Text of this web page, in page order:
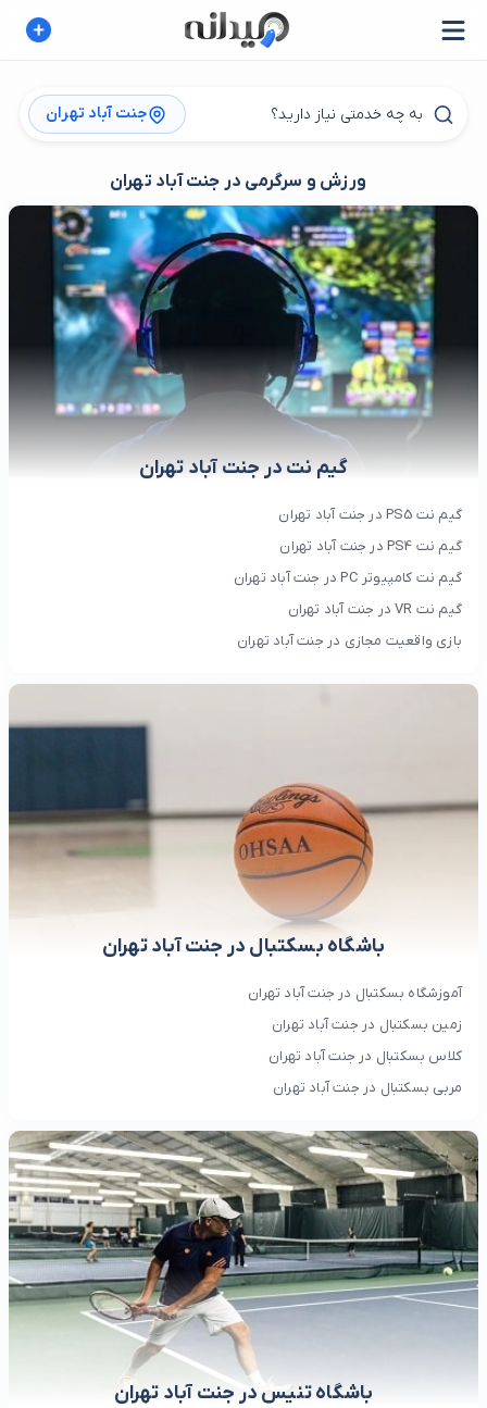
جنت آباد تهران
ورزش و سرگرمی در جنت آباد تهران
گیم نت در جنت آباد تهران
گیم نت PS5 در جنت آباد تهران
گیم نت PS4 در جنت آباد تهران
گیم نت کامپیوتر PC در جنت آباد تهران
گیم نت VR در جنت آباد تهران
بازی واقعیت مجازی در جنت آباد تهران
باشگاه بسکتبال در جنت آباد تهران
آموزشگاه بسکتبال در جنت آباد تهران
زمین بسکتبال در جنت آباد تهران
کلاس بسکتبال در جنت آباد تهران
مربی بسکتبال در جنت آباد تهران
باشگاه تنیس در جنت آباد تهران